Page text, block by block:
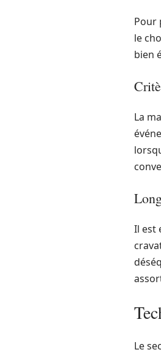
Pour
le
bien
La
Il est
Le